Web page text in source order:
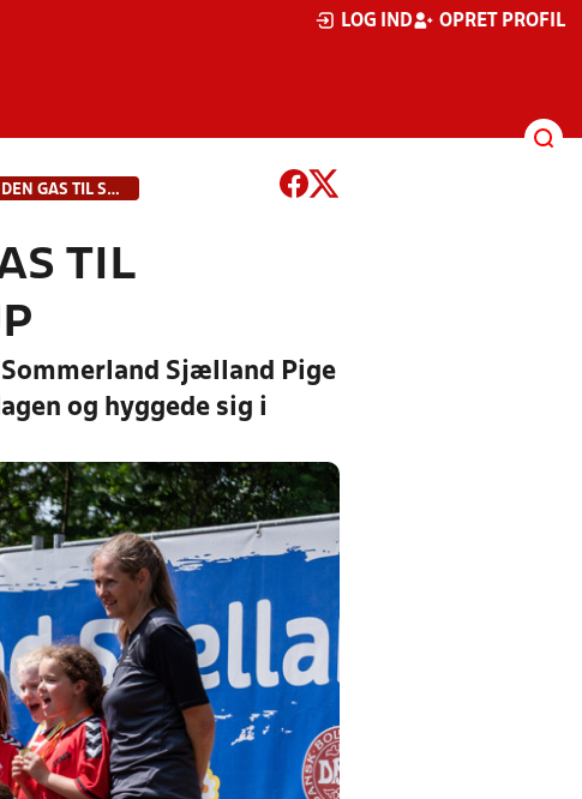
LOG IND OPRET PROFIL
REKORDMANGE PIGER GAV DEN GAS TIL SOMMERLAND SJÆLLAND PIGE CUP
TIL
Sjælland Pige
og hyggede sig i